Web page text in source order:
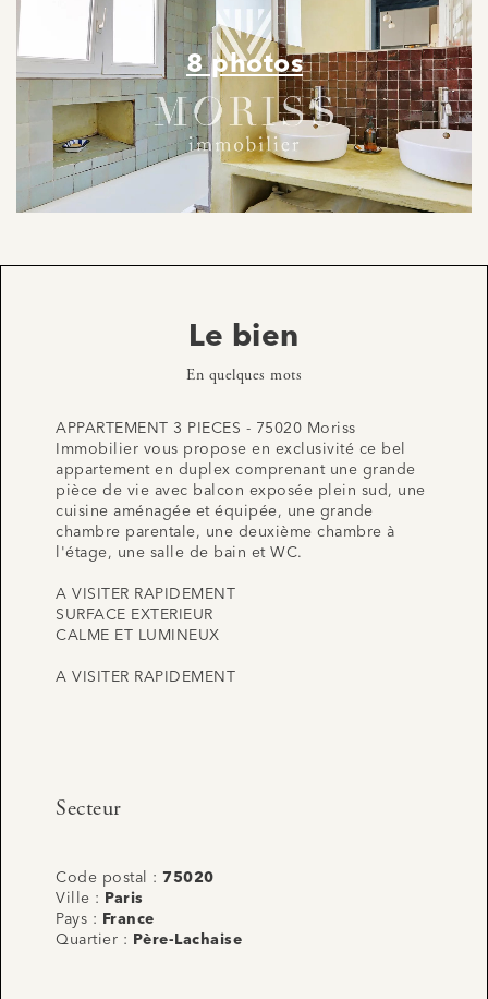
8 photos
Le bien
En quelques mots
APPARTEMENT 3 PIECES - 75020 Moriss
Immobilier vous propose en exclusivité ce bel
appartement en duplex comprenant une grande
pièce de vie avec balcon exposée plein sud, une
cuisine aménagée et équipée, une grande
chambre parentale, une deuxième chambre à
l'étage, une salle de bain et WC.
A VISITER RAPIDEMENT
SURFACE EXTERIEUR
CALME ET LUMINEUX
A VISITER RAPIDEMENT
Secteur
Code postal : 75020
Ville :
Paris
Pays :
France
Quartier :
Père-Lachaise